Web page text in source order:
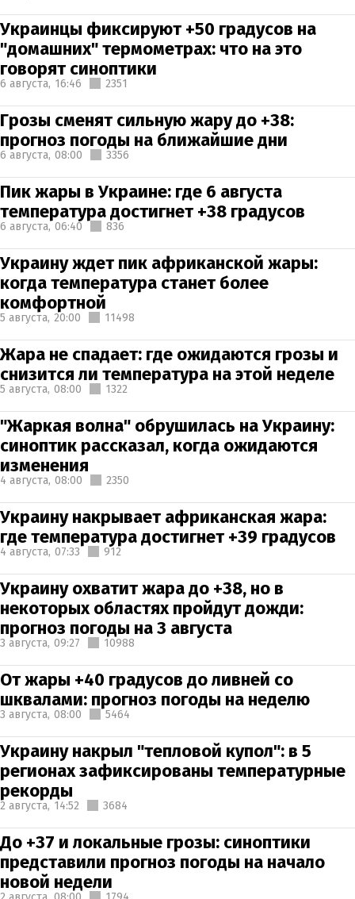
Украинцы фиксируют +50 градусов на
"домашних" термометрах: что на это
говорят синоптики
6 августа, 16:46 2351
Грозы сменят сильную жару до +38:
прогноз погоды на ближайшие дни
6 августа, 08:00 3356
Пик жары в Украине: где 6 августа
температура достигнет +38 градусов
6 августа, 06:40 836
Украину ждет пик африканской жары:
когда температура станет более
комфортной
5 августа, 20:00 11498
Жара не спадает: где ожидаются грозы и
снизится ли температура на этой неделе
5 августа, 08:00 1322
"Жаркая волна" обрушилась на Украину:
синоптик рассказал, когда ожидаются
изменения
4 августа, 08:00 2350
Украину накрывает африканская жара:
где температура достигнет +39 градусов
4 августа, 07:33 912
Украину охватит жара до +38, но в
некоторых областях пройдут дожди:
прогноз погоды на 3 августа
3 августа, 09:27 10988
От жары +40 градусов до ливней со
шквалами: прогноз погоды на неделю
3 августа, 08:00 5464
Украину накрыл "тепловой купол": в 5
регионах зафиксированы температурные
рекорды
2 августа, 14:52 3684
До +37 и локальные грозы: синоптики
представили прогноз погоды на начало
новой недели